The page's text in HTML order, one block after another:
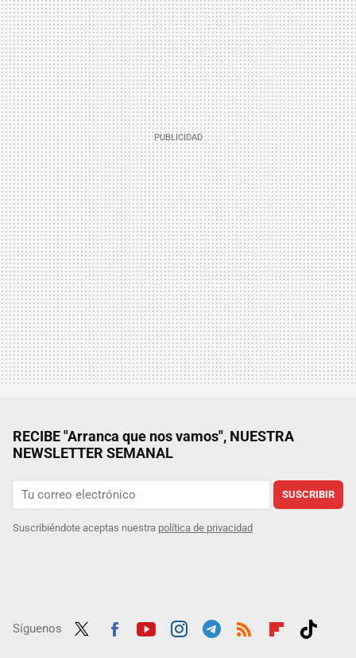
RECIBE "Arranca que nos vamos", NUESTRA
NEWSLETTER SEMANAL
SUSCRIBIR
Suscribiéndote aceptas nuestra política de privacidad
Síguenos